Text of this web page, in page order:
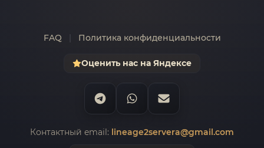
FAQ Политика конфиденциальности
Оценить нас на Яндексе
Контактный email: lineage2servera@gmail.com